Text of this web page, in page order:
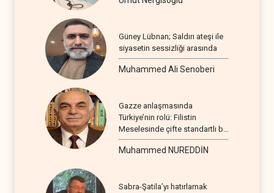
Güney Lübnan; Saldırı ateşi ile
siyasetin sessizliği arasında
Muhammed Ali Senoberi
Gazze anlaşmasında
Türkiye’nin rolü: Filistin
Meselesinde çifte standartlı bir
seyir
Muhammed NUREDDİN
Sabra-Şatila’yı hatırlamak